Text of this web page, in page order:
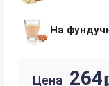
На
Цена 264